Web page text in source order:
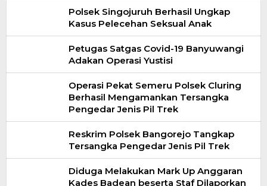
Polsek Singojuruh Berhasil Ungkap
Kasus Pelecehan Seksual Anak
Petugas Satgas Covid-19 Banyuwangi
Adakan Operasi Yustisi
Operasi Pekat Semeru Polsek Cluring
Berhasil Mengamankan Tersangka
Pengedar Jenis Pil Trek
Reskrim Polsek Bangorejo Tangkap
Tersangka Pengedar Jenis Pil Trek
Diduga Melakukan Mark Up Anggaran
Kades Badean beserta Staf Dilaporkan